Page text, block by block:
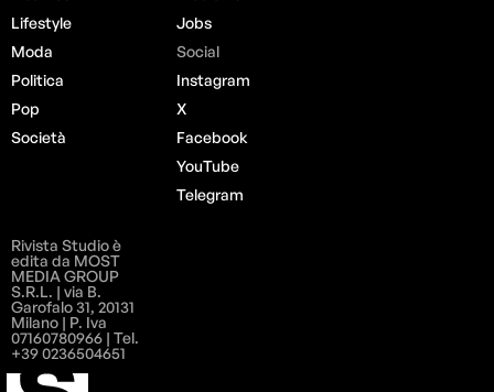
Lifestyle
Moda
Politica
Pop
Società
Jobs
Social
Instagram
X
Facebook
YouTube
Telegram
Rivista Studio è
edita da MOST
MEDIA GROUP
S.R.L. | via B.
Garofalo 31, 20131
Milano | P. Iva
07160780966 | Tel.
+39 0236504651